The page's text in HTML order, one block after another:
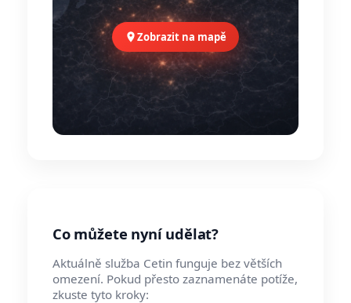
Zobrazit na mapě
Co můžete nyní udělat?
Aktuálně služba Cetin funguje bez větších
omezení. Pokud přesto zaznamenáte potíže,
zkuste tyto kroky: